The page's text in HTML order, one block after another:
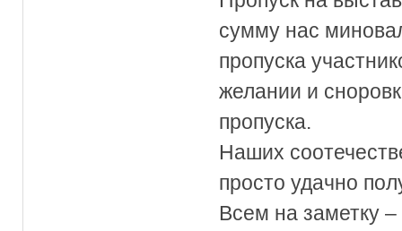
сумму нас
пропуска
желании и
пропуска.
Наших
просто удачно
Всем на заметку